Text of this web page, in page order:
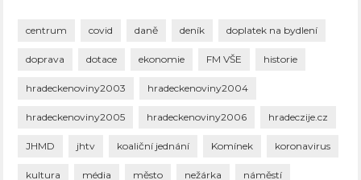
centrum covid daně deník doplatek na bydlení
doprava dotace ekonomie FM VŠE historie
hradeckenoviny2003 hradeckenoviny2004
hradeckenoviny2005 hradeckenoviny2006 hradeczije.cz
JHMD jhtv koaliční jednání Komínek koronavirus
kultura média město nežárka náměstí